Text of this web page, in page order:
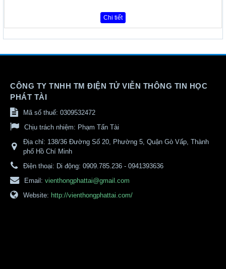
Chi tiết
CÔNG TY TNHH TM ĐIỆN TỬ VIỄN THÔNG TIN HỌC
PHÁT TÀI
Mã số thuế: 0309532472
Chịu trách nhiệm: Phạm Tấn Tài
Địa chỉ: 138/36 Đường Số 20, Phường 5, Quận Gò Vấp, Thành
phố Hồ Chí Minh
Điện thoại: Di động: 0909.785.236 - 0941393636
Email: vienthongphattai@gmail.com
Website: http://vienthongphattai.com/